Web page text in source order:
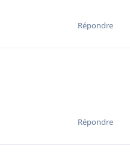
Répondre
Répondre